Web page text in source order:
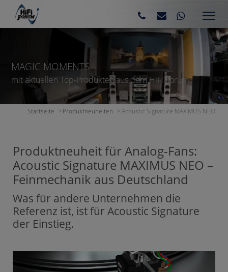
MAGIC MOMENTS
mit aktuellen Top-Produkten aus dem HiFi Forum
Startseite Produktneuheiten Acoustic Signature MAXIMUS NEO
Produktneuheit für Analog-Fans:
Acoustic Signature MAXIMUS NEO –
Feinmechanik aus Deutschland
Was für andere Unternehmen die
Referenz ist, ist für Acoustic Signature
der Einstieg.